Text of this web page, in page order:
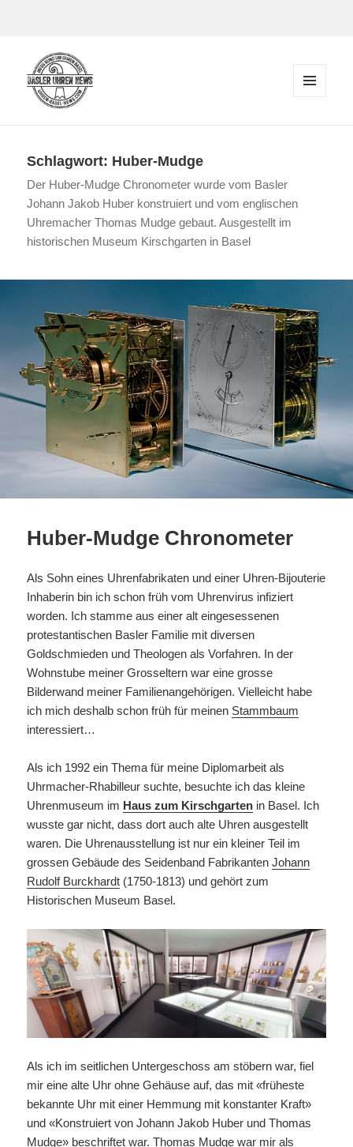
Schlagwort: Huber-Mudge
Der Huber-Mudge Chronometer wurde vom Basler
Johann Jakob Huber konstruiert und vom englischen
Uhremacher Thomas Mudge gebaut. Ausgestellt im
historischen Museum Kirschgarten in Basel
Huber-Mudge Chronometer
Als Sohn eines Uhrenfabrikaten und einer Uhren-Bijouterie
Inhaberin bin ich schon früh vom Uhrenvirus infiziert
worden. Ich stamme aus einer alt eingesessenen
protestantischen Basler Familie mit diversen
Goldschmieden und Theologen als Vorfahren. In der
Wohnstube meiner Grosseltern war eine grosse
Bilderwand meiner Familienangehörigen. Vielleicht habe
ich mich deshalb schon früh für meinen Stammbaum
interessiert…
Als ich 1992 ein Thema für meine Diplomarbeit als
Uhrmacher-Rhabilleur suchte, besuchte ich das kleine
Uhrenmuseum im Haus zum Kirschgarten in Basel. Ich
wusste gar nicht, dass dort auch alte Uhren ausgestellt
waren. Die Uhrenausstellung ist nur ein kleiner Teil im
grossen Gebäude des Seidenband FabrikantenJohann
Rudolf Burckhardt (1750-1813) und gehört zum
Historischen Museum Basel.
Als ich im seitlichen Untergeschoss am stöbern war, fiel
mir eine alte Uhr ohne Gehäuse auf, das mit «früheste
bekannte Uhr mit einer Hemmung mit konstanter Kraft»
und «Konstruiert von Johann Jakob Huber und Thomas
Mudge» beschriftet war. Thomas Mudge war mir als